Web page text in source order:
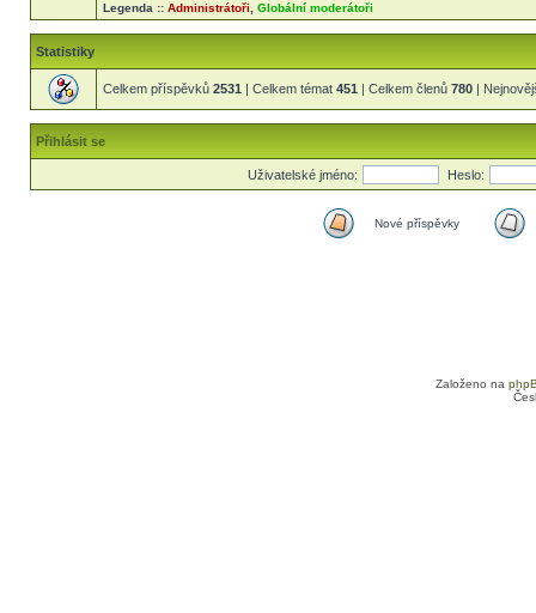
Legenda :: Administrátoři Globální moderátoři
Statistiky
Celkem příspěvků 2531 | Celkem témat 451 | Celkem členů 780 |
Přihlásit se
Uživatelské jméno: Heslo:
Nové příspěvky
Založeno na